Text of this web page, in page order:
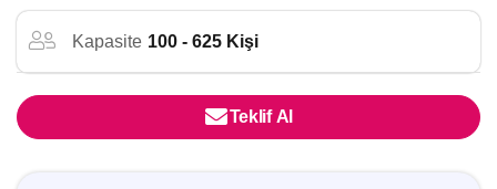
Kapasite 100 - 625 Kişi
Teklif Al